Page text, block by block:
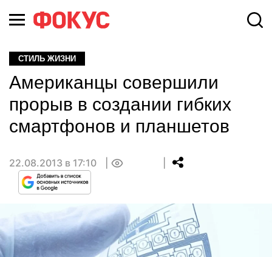
СТИЛЬ ЖИЗНИ
Американцы совершили
прорыв в создании гибких
смартфонов и планшетов
22.08.2013 в 17:10